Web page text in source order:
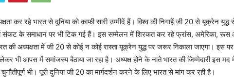
कर रहे भारत से दुनिया को काफी सारी उम्मीदें हैं। विश्व की निगाहें जी 20 से यूक्रेन
संकट के समाधान पर भी टिक गई हैं। इस सम्मेलन में शिरकत कर रहे फ्रांस, अमेरिका,
की अध्यक्षता में जी 20 से कोई न कोई रास्ता यूक्रेन युद्ध पर जरूर निकाला जाएगा। इस
भी आपस में समांजस्य बैठाया जा रहा है। अध्यक्ष होने के नाते भारत की जिम्मेदारी इस मद में
भी। पूरी दुनिया जी 20 का मार्गदर्शन करने के लिए भारत से मांग कर रही है।